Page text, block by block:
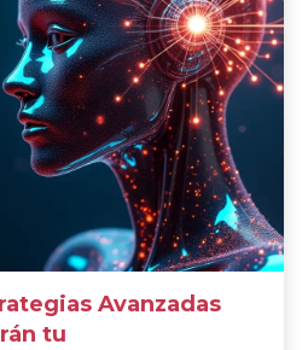
Avanzadas
tu